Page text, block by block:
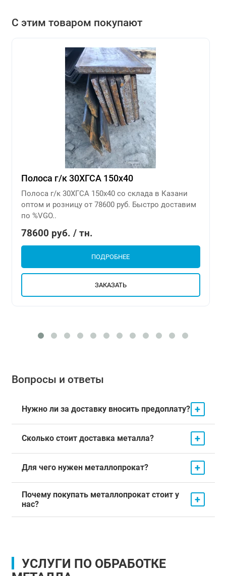
С этим товаром покупают
Полоса г/к 30ХГСА 150х40
Полоса г/к 30ХГСА 150х40 со склада в Казани
оптом и розницу от 78600 руб. Быстро доставим
по %VGO..
78600 руб. / тн.
ПОДРОБНЕЕ
ЗАКАЗАТЬ
Вопросы и ответы
Нужно ли за доставку вносить предоплату? +
Сколько стоит доставка металла? +
Для чего нужен металлопрокат? +
Почему покупать металлопрокат стоит у
нас?
+
УСЛУГИ ПО ОБРАБОТКЕ